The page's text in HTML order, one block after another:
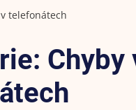
telefonátech
Chyby